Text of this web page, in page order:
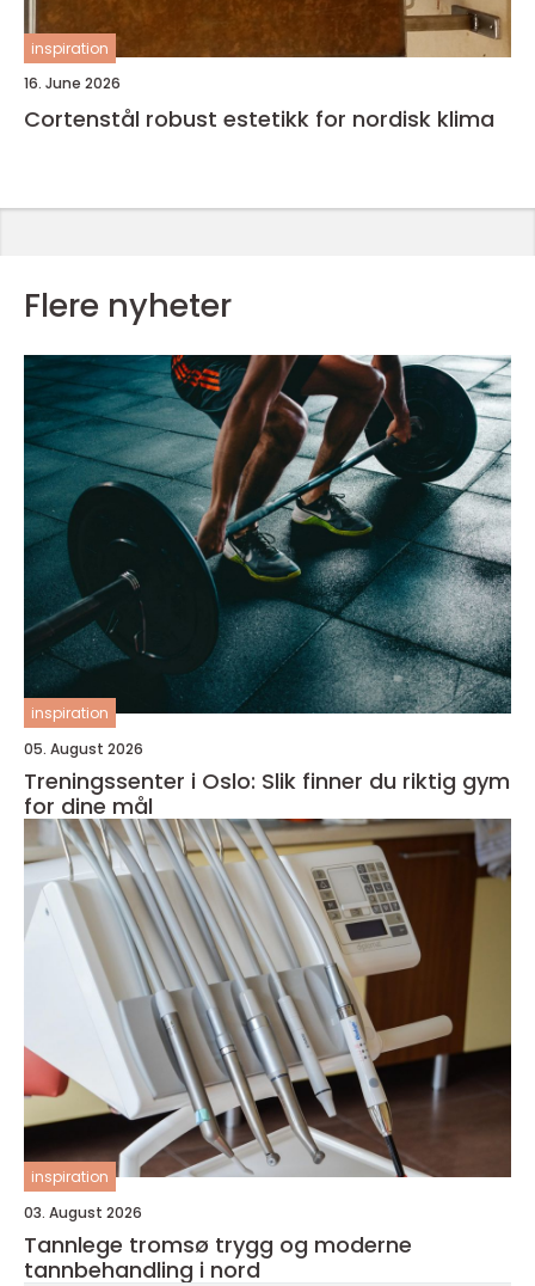
inspiration
16. June 2026
Cortenstål robust estetikk for nordisk klima
Flere nyheter
inspiration
05. August 2026
Treningssenter i Oslo: Slik finner du riktig gym
for dine mål
inspiration
03. August 2026
Tannlege tromsø trygg og moderne
tannbehandling i nord